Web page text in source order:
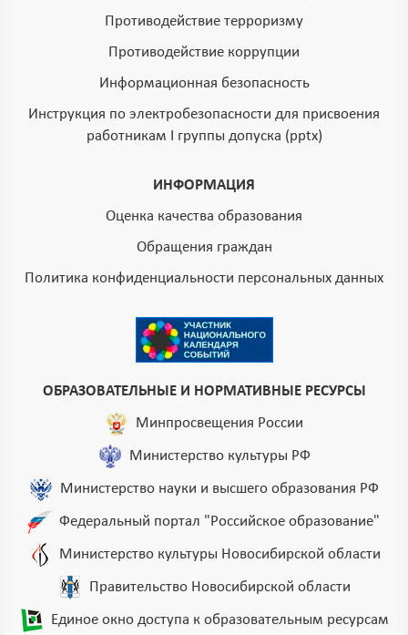
Противодействие терроризму
Противодействие коррупции
Информационная безопасность
Инструкция по электробезопасности для присвоения
работникам I группы допуска (pptx)
ИНФОРМАЦИЯ
Оценка качества образования
Обращения граждан
Политика конфиденциальности персональных данных
ОБРАЗОВАТЕЛЬНЫЕ И НОРМАТИВНЫЕ РЕСУРСЫ
Минпросвещения России
Министерство культуры РФ
Министерство науки и высшего образования РФ
Федеральный портал "Российское образование"
Министерство культуры Новосибирской области
Правительство Новосибирской области
Единое окно доступа к образовательным ресурсам